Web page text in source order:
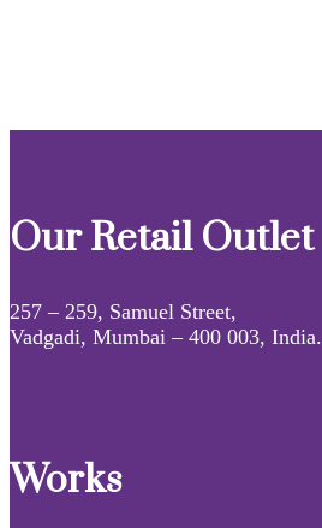
Our Retail Outlet
257 – 259, Samuel Street,
Vadgadi, Mumbai – 400 003, India.
Works